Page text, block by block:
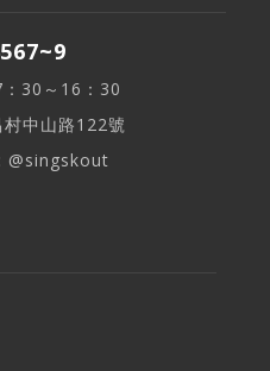
30～16：30
中山路122號
@singskout